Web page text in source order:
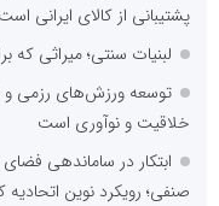
پشتیبانی از کالای ایرانی است
لبنیات سنتی؛ میراثی که
توسعه ورزش‌های رزمی و
خلاقیت و نوآوری است
ابتکار در ساماندهی
صنفی؛ رویکرد نوین اتحادیه